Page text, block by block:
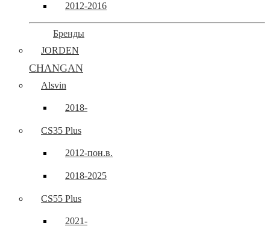
2012-2016
Бренды
JORDEN
CHANGAN
Alsvin
2018-
CS35 Plus
2012-пон.в.
2018-2025
CS55 Plus
2021-